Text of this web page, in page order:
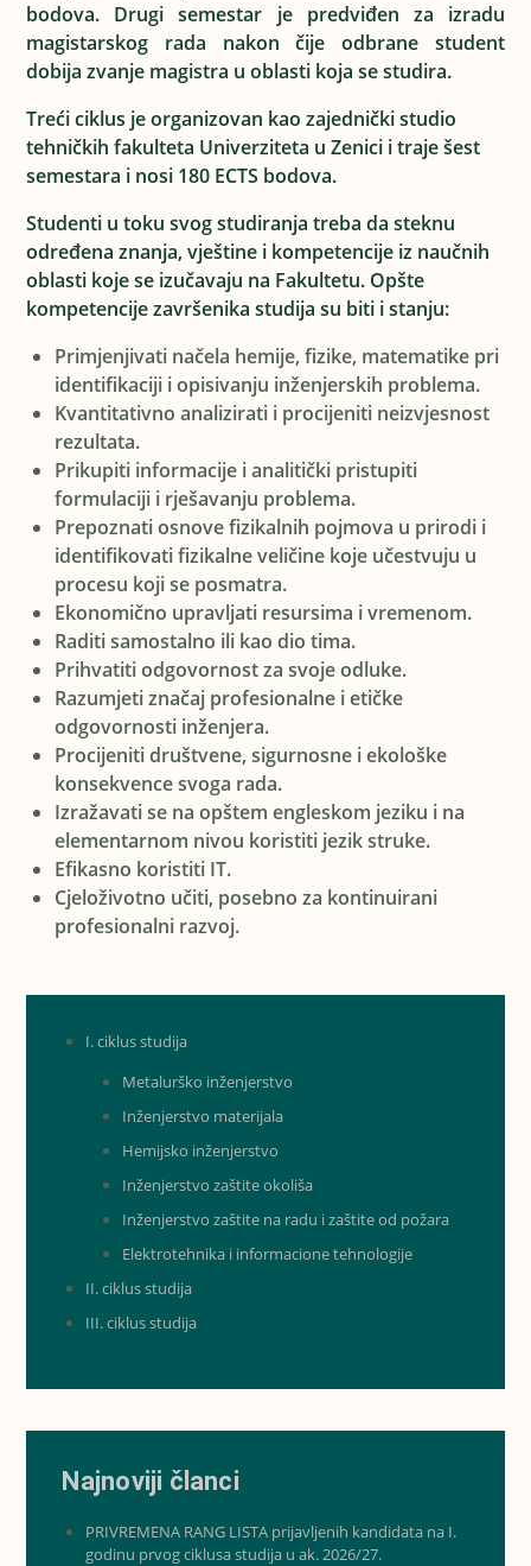
bodova. Drugi semestar je predviđen za izradu
magistarskog rada nakon čije odbrane student
dobija zvanje magistra u oblasti koja se studira.
Treći ciklus je organizovan kao zajednički studio
tehničkih fakulteta Univerziteta u Zenici i traje šest
semestara i nosi 180 ECTS bodova.
Studenti u toku svog studiranja treba da steknu
određena znanja, vještine i kompetencije iz naučnih
oblasti koje se izučavaju na Fakultetu. Opšte
kompetencije završenika studija su biti i stanju:
Primjenjivati načela hemije, fizike, matematike pri
identifikaciji i opisivanju inženjerskih problema.
Kvantitativno analizirati i procijeniti neizvjesnost
rezultata.
Prikupiti informacije i analitički pristupiti
formulaciji i rješavanju problema.
Prepoznati osnove fizikalnih pojmova u prirodi i
identifikovati fizikalne veličine koje učestvuju u
procesu koji se posmatra.
Ekonomično upravljati resursima i vremenom.
Raditi samostalno ili kao dio tima.
Prihvatiti odgovornost za svoje odluke.
Razumjeti značaj profesionalne i etičke
odgovornosti inženjera.
Procijeniti društvene, sigurnosne i ekološke
konsekvence svoga rada.
Izražavati se na opštem engleskom jeziku i na
elementarnom nivou koristiti jezik struke.
Efikasno koristiti IT.
Cjeloživotno učiti, posebno za kontinuirani
profesionalni razvoj.
I. ciklus studija
Metalurško inženjerstvo
Inženjerstvo materijala
Hemijsko inženjerstvo
Inženjerstvo zaštite okoliša
Inženjerstvo zaštite na radu i zaštite od požara
Elektrotehnika i informacione tehnologije
II. ciklus studija
III. ciklus studija
Najnoviji članci
PRIVREMENA RANG LISTA prijavljenih kandidata na I.
godinu prvog ciklusa studija u ak. 2026/27.